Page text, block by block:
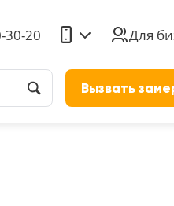
Вызвать
30-20 Для